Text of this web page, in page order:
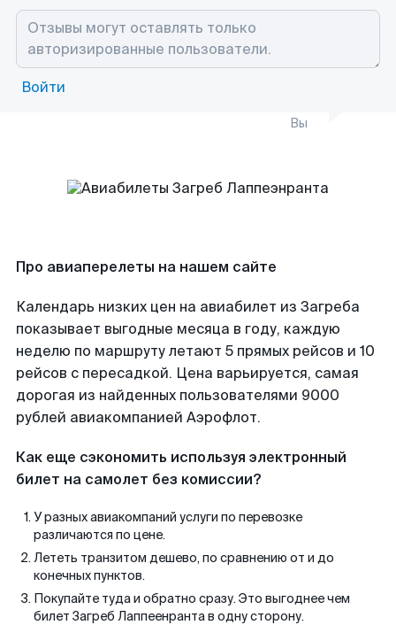
Войти
Вы
Про авиаперелеты на нашем сайте
Календарь низких цен на авиабилет из Загреба
показывает выгодные месяца в году, каждую
неделю по маршруту летают 5 прямых рейсов и 10
рейсов с пересадкой. Цена варьируется, самая
дорогая из найденных пользователями 9000
рублей авиакомпанией Аэрофлот.
Как еще сэкономить используя электронный
билет на самолет без комиссии?
У разных авиакомпаний услуги по перевозке
различаются по цене.
Лететь транзитом дешево, по сравнению от и до
конечных пунктов.
Покупайте туда и обратно сразу. Это выгоднее чем
билет Загреб Лаппеенранта в одну сторону.